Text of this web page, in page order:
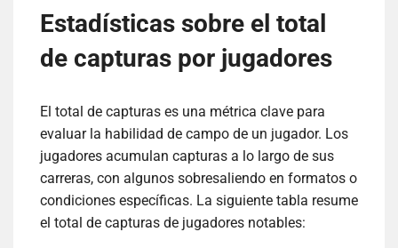
Estadísticas sobre el total
de capturas por jugadores
El total de capturas es una métrica clave para
evaluar la habilidad de campo de un jugador. Los
jugadores acumulan capturas a lo largo de sus
carreras, con algunos sobresaliendo en formatos o
condiciones específicas. La siguiente tabla resume
el total de capturas de jugadores notables: